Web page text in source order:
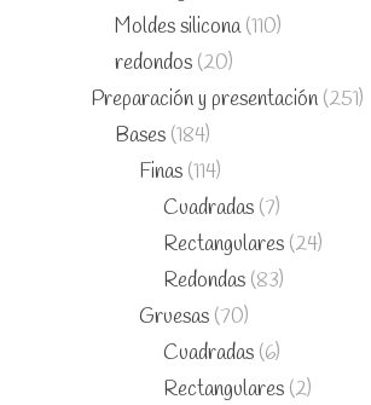
Moldes silicona (110)
redondos (20)
Preparación y presentación (251)
Bases (184)
Finas (114)
Cuadradas (7)
Rectangulares (24)
Redondas (83)
Gruesas (70)
Cuadradas (6)
Rectangulares (2)